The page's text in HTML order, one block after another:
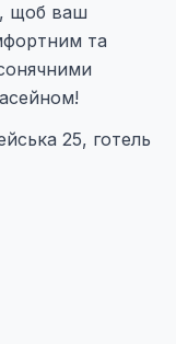
щоб ваш
та
25, готель